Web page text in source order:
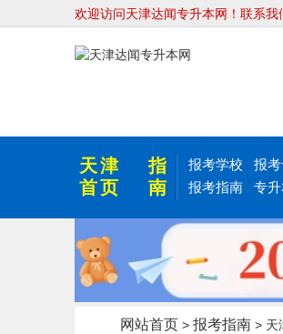
欢迎访问天津达闻专升本网！联系
天津
首页
指
南
报考学校
报
报考指南
专
网站首页 > 报考指南 > 天